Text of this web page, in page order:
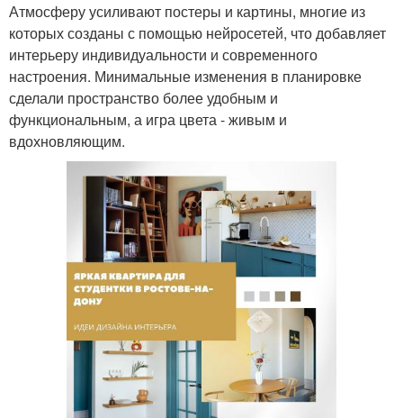
Атмосферу усиливают постеры и картины, многие из
которых созданы с помощью нейросетей, что добавляет
интерьеру индивидуальности и современного
настроения. Минимальные изменения в планировке
сделали пространство более удобным и
функциональным, а игра цвета - живым и
вдохновляющим.